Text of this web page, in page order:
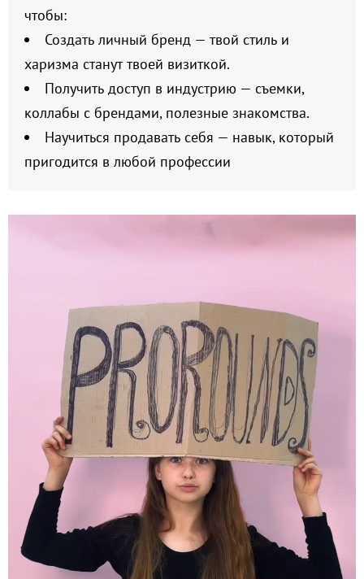
чтобы:
Создать личный бренд — твой стиль и
харизма станут твоей визиткой.
Получить доступ в индустрию — съемки,
коллабы с брендами, полезные знакомства.
Научиться продавать себя — навык, который
пригодится в любой профессии